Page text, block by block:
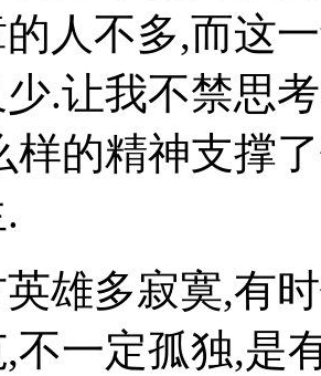
的人不多,而这
.让我不禁思
样的精神支撑
多寂寞,有时
不一定孤独,是